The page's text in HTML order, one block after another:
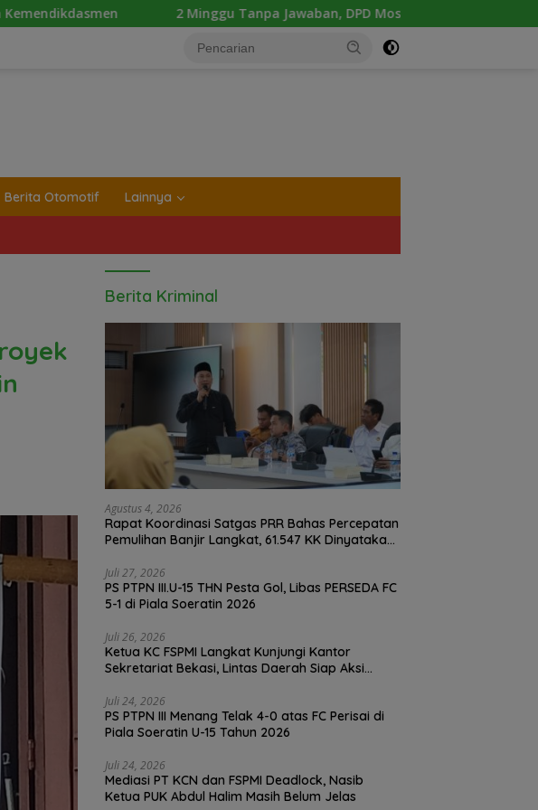
2 Minggu Tanpa Jawaban, DPD Mosi Sumut Ancam Gelar Aksi Damai Di
Berita Otomotif Lainnya
Berita Kriminal
Agustus 4, 2026
Rapat Koordinasi Satgas PRR Bahas Percepatan
Pemulihan Banjir Langkat, 61.547 KK Dinyatakan
Juli 27, 2026
PS PTPN III.U-15 THN Pesta Gol, Libas PERSEDA FC
5-1 di Piala Soeratin 2026
Juli 26, 2026
Ketua KC FSPMI Langkat Kunjungi Kantor
Sekretariat Bekasi, Lintas Daerah Siap Aksi
Juli 24, 2026
PS PTPN III Menang Telak 4-0 atas FC Perisai di
Piala Soeratin U-15 Tahun 2026
Juli 24, 2026
Mediasi PT KCN dan FSPMI Deadlock, Nasib